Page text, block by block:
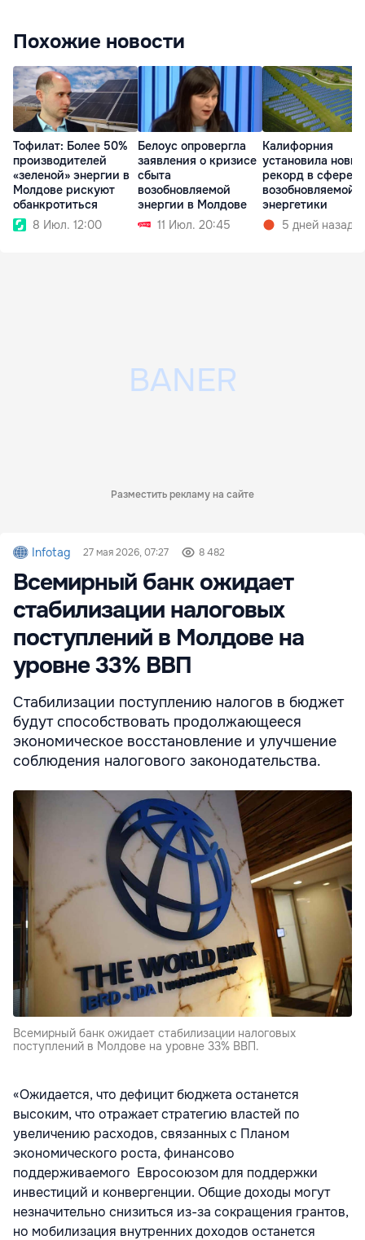
Похожие новости
Тофилат: Более 50%
производителей
«зеленой» энергии в
Молдове рискуют
обанкротиться
8 Июл. 12:00
Белоус опровергла
заявления о кризисе
сбыта
возобновляемой
энергии в Молдове
11 Июл. 20:45
Калифорния
установила новый
рекорд в сфере
возобновляемой
энергетики
5 дней назад
Разместить рекламу на сайте
Infotag 27 мая 2026, 07:27 8 482
Всемирный банк ожидает
стабилизации налоговых
поступлений в Молдове на
уровне 33% ВВП
Стабилизации поступлению налогов в бюджет
будут способствовать продолжающееся
экономическое восстановление и улучшение
соблюдения налогового законодательства.
Всемирный банк ожидает стабилизации налоговых
поступлений в Молдове на уровне 33% ВВП.
«Ожидается, что дефицит бюджета останется
высоким, что отражает стратегию властей по
увеличению расходов, связанных с Планом
экономического роста, финансово
поддерживаемого Евросоюзом для поддержки
инвестиций и конвергенции. Общие доходы могут
незначительно снизиться из-за сокращения грантов,
но мобилизация внутренних доходов останется